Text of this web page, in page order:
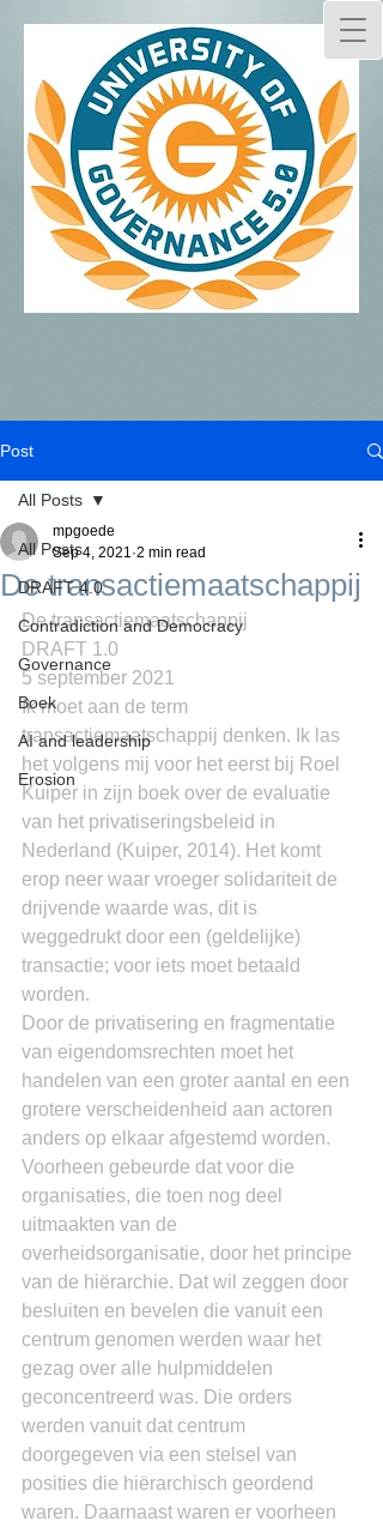
Post
All Posts
DRAFT 4.0
Contradiction and Democracy
Governance
Boek
AI and leadership
Erosion
All Posts
De transactiemaatschappij
mpgoede
Sep 4, 2021 2 min read
De transactiemaatschappij
DRAFT 1.0
5 september 2021
Ik moet aan de term
transactiemaatschappij denken. Ik las
het volgens mij voor het eerst bij Roel
Kuiper in zijn boek over de evaluatie
van het privatiseringsbeleid in
Nederland (Kuiper, 2014). Het komt
erop neer waar vroeger solidariteit de
drijvende waarde was, dit is
weggedrukt door een (geldelijke)
transactie; voor iets moet betaald
worden.
Door de privatisering en fragmentatie
van eigendomsrechten moet het
handelen van een groter aantal en een
grotere verscheidenheid aan actoren
anders op elkaar afgestemd worden.
Voorheen gebeurde dat voor die
organisaties, die toen nog deel
uitmaakten van de
overheidsorganisatie, door het principe
van de hiërarchie. Dat wil zeggen door
besluiten en bevelen die vanuit een
centrum genomen werden waar het
gezag over alle hulpmiddelen
geconcentreerd was. Die orders
werden vanuit dat centrum
doorgegeven via een stelsel van
posities die hiërarchisch geordend
waren. Daarnaast waren er voorheen